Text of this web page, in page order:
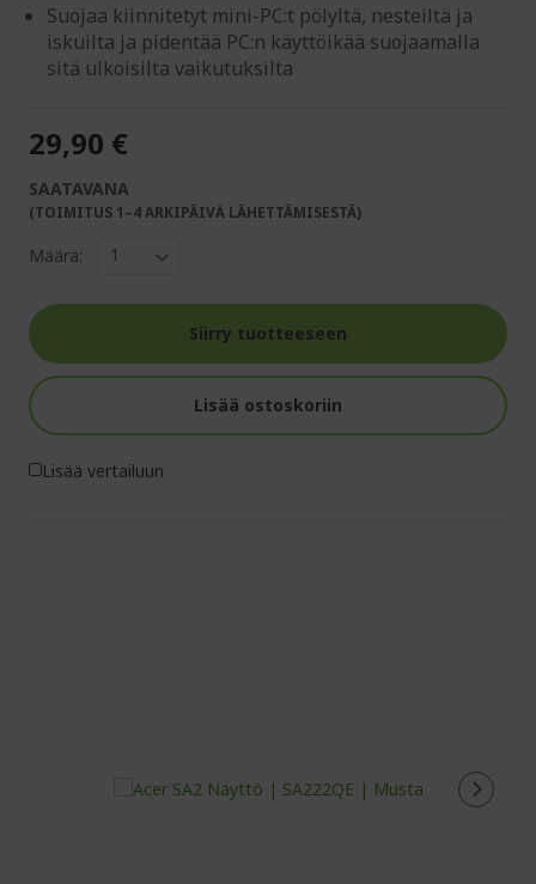
Suojaa kiinnitetyt mini-PC:t pölyltä, nesteiltä ja
iskuilta ja pidentää PC:n käyttöikää suojaamalla
sitä ulkoisilta vaikutuksilta
29,90 €
SAATAVANA
(TOIMITUS 1–4 ARKIPÄIVÄ LÄHETTÄMISESTÄ)
Määrä:
Siirry tuotteeseen
Lisää ostoskoriin
Lisää vertailuun